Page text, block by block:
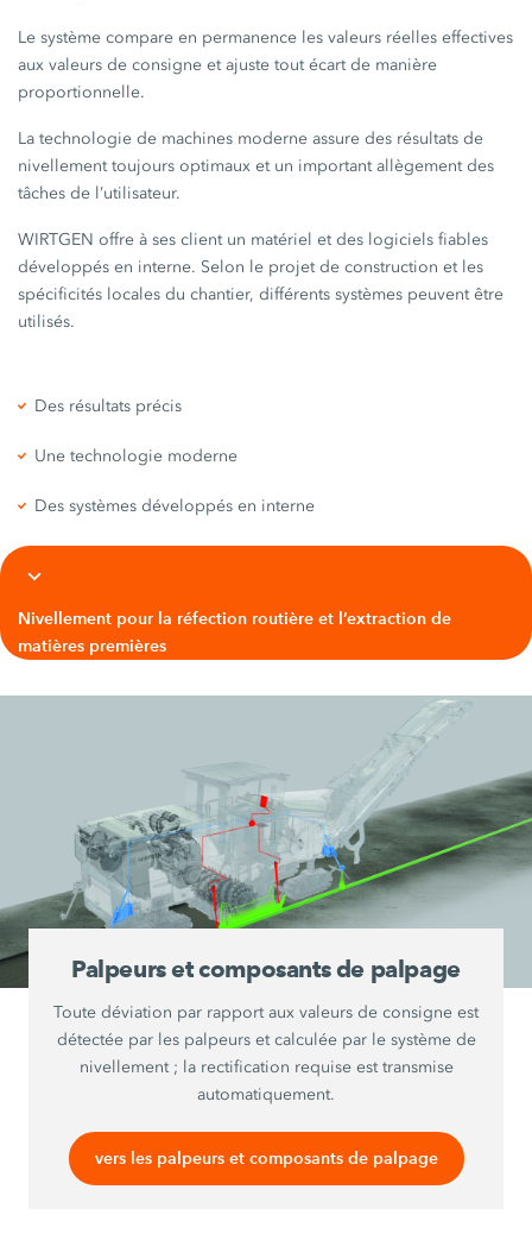
Le système compare en permanence les valeurs réelles effectives
aux valeurs de consigne et ajuste tout écart de manière
proportionnelle.
La technologie de machines moderne assure des résultats de
nivellement toujours optimaux et un important allègement des
tâches de l’utilisateur.
WIRTGEN offre à ses client un matériel et des logiciels fiables
développés en interne. Selon le projet de construction et les
spécificités locales du chantier, différents systèmes peuvent être
utilisés.
Des résultats précis
Une technologie moderne
Des systèmes développés en interne
Nivellement pour la réfection routière et l’extraction de
matières premières
Palpeurs et composants de palpage
Toute déviation par rapport aux valeurs de consigne est
détectée par les palpeurs et calculée par le système de
nivellement ; la rectification requise est transmise
automatiquement.
vers les palpeurs et composants de palpage